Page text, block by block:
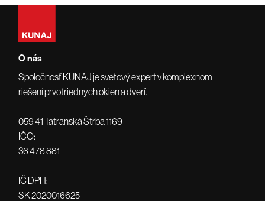
O nás
Spoločnosť KUNAJ je svetový expert v komplexnom
riešení prvotriednych okien a dverí.
059 41 Tatranská Štrba 1169
IČO:
36 478 881
IČ DPH:
SK 2020016625